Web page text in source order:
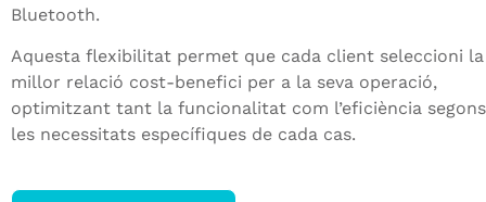
Bluetooth.
Aquesta flexibilitat permet que cada client seleccioni la
millor relació cost-benefici per a la seva operació,
optimitzant tant la funcionalitat com l’eficiència segons
les necessitats específiques de cada cas.